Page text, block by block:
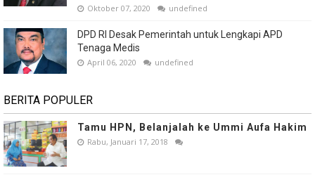
Oktober 07, 2020 undefined
DPD RI Desak Pemerintah untuk Lengkapi APD
Tenaga Medis
April 06, 2020 undefined
BERITA POPULER
Tamu HPN, Belanjalah ke Ummi Aufa Hakim
Rabu, Januari 17, 2018